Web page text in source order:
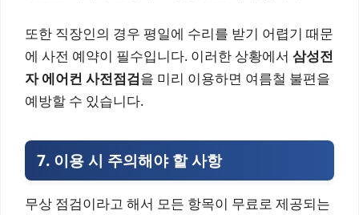
또한 직장인의 경우 평일에 수리를 받기 어렵기 때문
에 사전 예약이 필수입니다. 이러한 상황에서 삼성전
자 에어컨 사전점검을 미리 이용하면 여름철 불편을
예방할 수 있습니다.
7. 이용 시 주의해야 할 사항
무상 점검이라고 해서 모든 항목이 무료로 제공되는